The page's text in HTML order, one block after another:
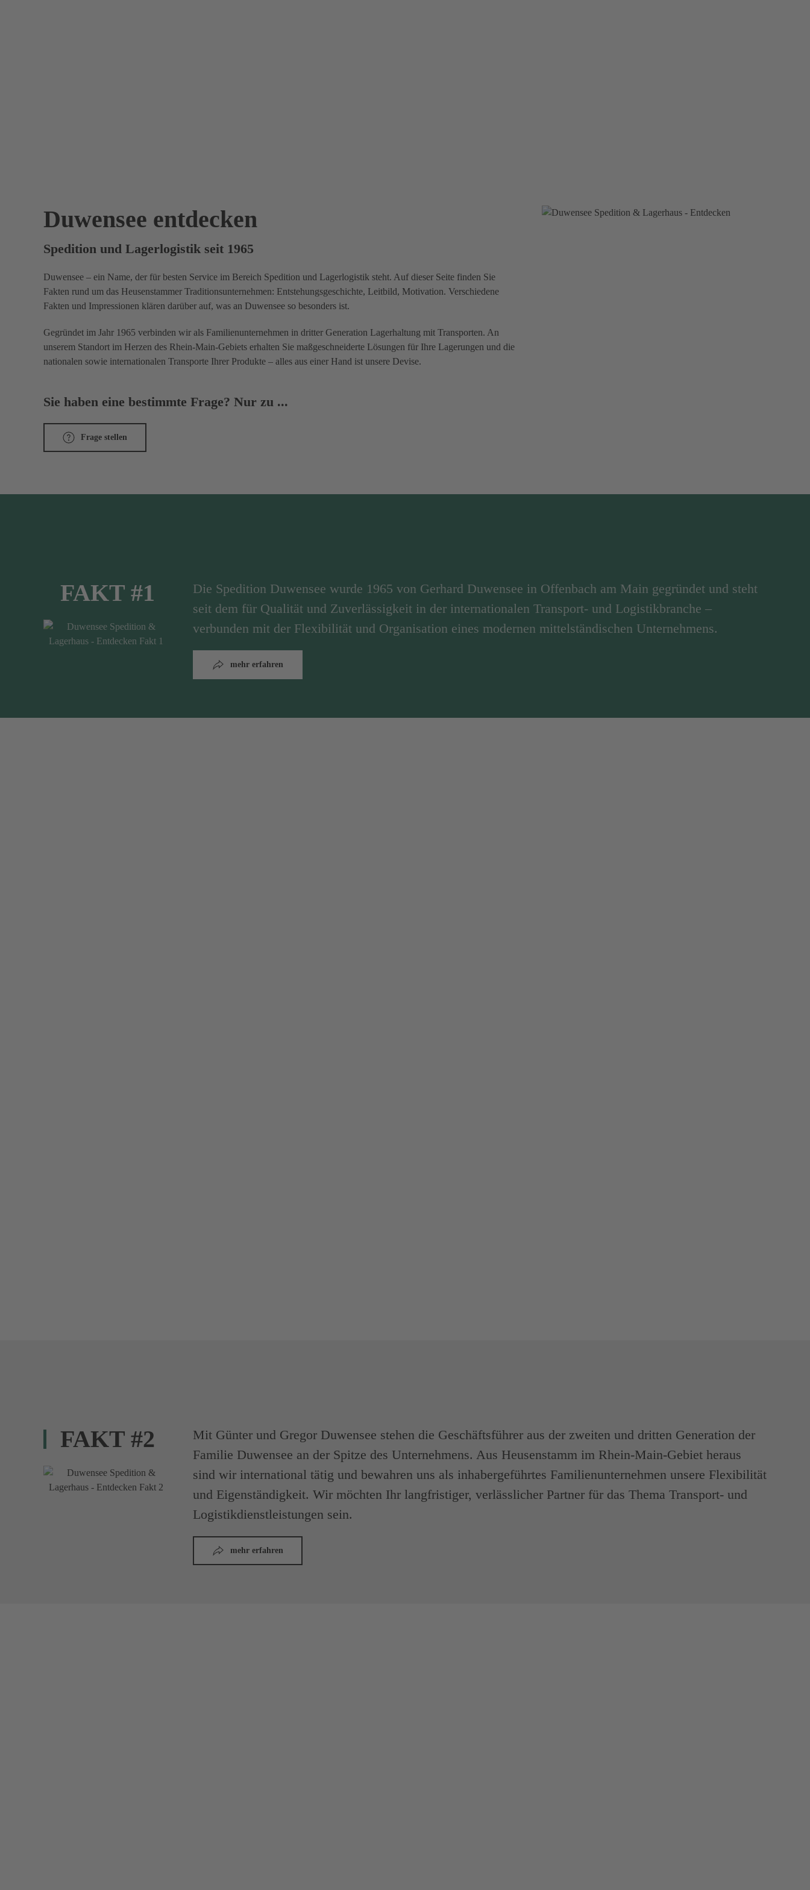
Duwensee entdecken
Spedition und Lagerlogistik seit 1965
Duwensee – ein Name, der für besten Service im Bereich Spedition und Lagerlogistik steht. Auf dieser Seite finden Sie
Fakten rund um das Heusenstammer Traditionsunternehmen: Entstehungsgeschichte, Leitbild, Motivation. Verschiedene
Fakten und Impressionen klären darüber auf, was an Duwensee so besonders ist.
Gegründet im Jahr 1965 verbinden wir als Familienunternehmen in dritter Generation Lagerhaltung mit Transporten. An
unserem Standort im Herzen des Rhein-Main-Gebiets erhalten Sie maßgeschneiderte Lösungen für Ihre Lagerungen und die
nationalen sowie internationalen Transporte Ihrer Produkte – alles aus einer Hand ist unsere Devise.
Sie haben eine bestimmte Frage? Nur zu ...
Frage stellen
FAKT #1
Die Spedition Duwensee wurde 1965 von Gerhard Duwensee in Offenbach am Main gegründet und steht
seit dem für Qualität und Zuverlässigkeit in der internationalen Transport- und Logistikbranche –
verbunden mit der Flexibilität und Organisation eines modernen mittelständischen Unternehmens.
mehr erfahren
FAKT #2
Mit Günter und Gregor Duwensee stehen die Geschäftsführer aus der zweiten und dritten Generation der
Familie Duwensee an der Spitze des Unternehmens. Aus Heusenstamm im Rhein-Main-Gebiet heraus
sind wir international tätig und bewahren uns als inhabergeführtes Familienunternehmen unsere Flexibilität
und Eigenständigkeit. Wir möchten Ihr langfristiger, verlässlicher Partner für das Thema Transport- und
Logistikdienstleistungen sein.
mehr erfahren